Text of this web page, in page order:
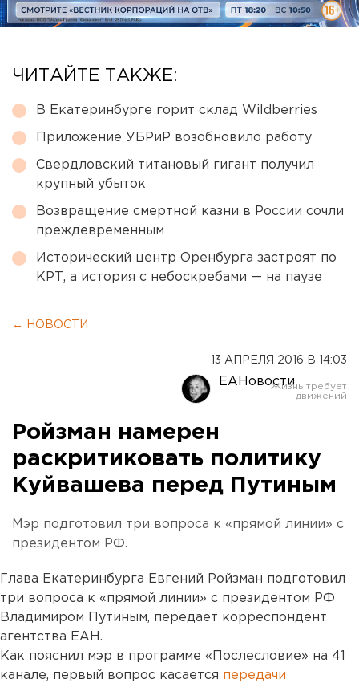
ЧИТАЙТЕ ТАКЖЕ:
В Екатеринбурге горит склад Wildberries
Приложение УБРиР возобновило работу
Свердловский титановый гигант получил
крупный убыток
Возвращение смертной казни в России сочли
преждевременным
Исторический центр Оренбурга застроят по
КРТ, а история с небоскребами — на паузе
← НОВОСТИ
13 АПРЕЛЯ 2016 В 14:03
ЕАНовости
Ройзман намерен
раскритиковать политику
Куйвашева перед Путиным
Мэр подготовил три вопроса к «прямой линии» с
президентом РФ.
Глава Екатеринбурга Евгений Ройзман подготовил
три вопроса к «прямой линии» с президентом РФ
Владимиром Путиным, передает корреспондент
агентства ЕАН.
Как пояснил мэр в программе «Послесловие» на 41
канале, первый вопрос касается передачи